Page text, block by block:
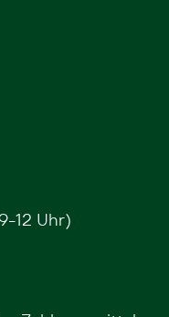
12 Uhr)